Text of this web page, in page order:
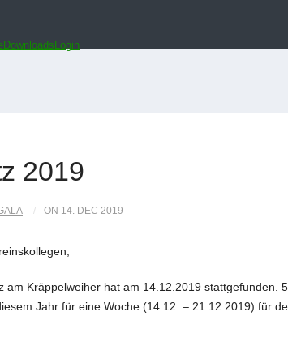
Downloads Login
2019
ON 14. DEC 2019
am Kräppelweiher hat am 14.12.2019
Jahr für eine Woche (14.12. – 21.12.2019) für